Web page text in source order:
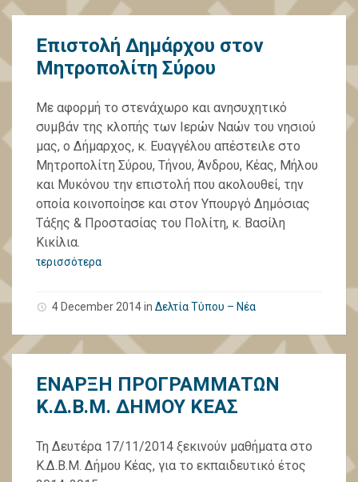
Επιστολή Δημάρχου στον
Μητροπολίτη Σύρου
Με αφορμή το στενάχωρο και ανησυχητικό
συμβάν της κλοπής των Ιερών Ναών του νησιού
μας, ο Δήμαρχος, κ. Ευαγγέλου απέστειλε στο
Μητροπολίτη Σύρου, Τήνου, Άνδρου, Κέας, Μήλου
και Μυκόνου την επιστολή που ακολουθεί, την
οποία κοινοποίησε και στον Υπουργό Δημόσιας
Τάξης & Προστασίας του Πολίτη, κ. Βασίλη
Κικίλια.
περισσότερα
4 December 2014in Δελτία Τύπου – Νέα
ΕΝΑΡΞΗ ΠΡΟΓΡΑΜΜΑΤΩΝ
Κ.Δ.Β.Μ. ΔΗΜΟΥ ΚΕΑΣ
Τη Δευτέρα 17/11/2014 ξεκινούν μαθήματα στο
Κ.Δ.Β.Μ. Δήμου Κέας, για το εκπαιδευτικό έτος